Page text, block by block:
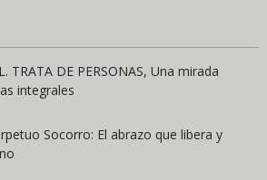
TRATA DE PERSONAS, Una mirada
integrales
Socorro: El abrazo que libera y